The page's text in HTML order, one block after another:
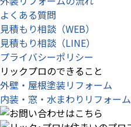
よくある質問
見積もり相談（WEB）
見積もり相談（LINE）
プライバシーポリシー
リックプロのできること
外壁・屋根塗装リフォーム
内装・窓・水まわりリフォーム